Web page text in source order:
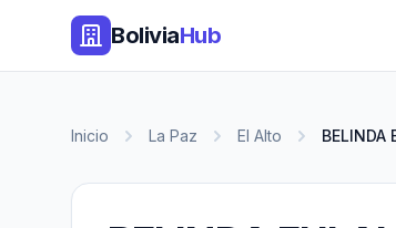
BoliviaHub
Inicio La Paz El Alto BELINDA